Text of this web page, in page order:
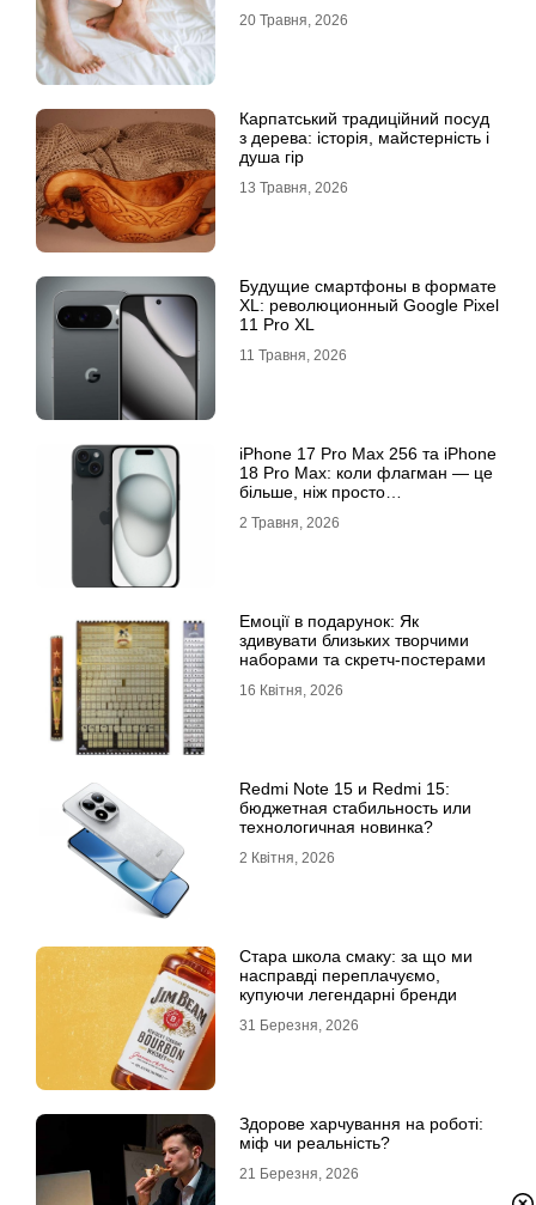
20 Травня, 2026
Карпатський традиційний посуд
з дерева: історія, майстерність і
душа гір
13 Травня, 2026
Будущие смартфоны в формате
XL: революционный Google Pixel
11 Pro XL
11 Травня, 2026
iРhone 17 Рro Мax 256 та iРhone
18 Рro Мax: коли флагман — це
більше, ніж просто
2 Травня, 2026
Емоції в подарунок: Як
здивувати близьких творчими
наборами та скретч-постерами
16 Квітня, 2026
Redmi Note 15 и Redmi 15:
бюджетная стабильность или
технологичная новинка?
2 Квітня, 2026
Стара школа смаку: за що ми
насправді переплачуємо,
купуючи легендарні бренди
31 Березня, 2026
Здорове харчування на роботі:
міф чи реальність?
21 Березня, 2026